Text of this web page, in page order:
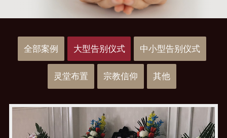
全部案例 大型告别仪式 中小型告别仪式
灵堂布置 宗教信仰 其他